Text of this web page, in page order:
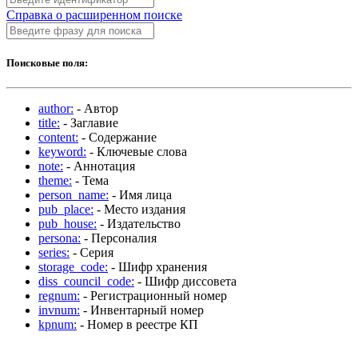
Справка о расширенном поиске
Поисковые поля:
author: - Автор
title: - Заглавие
content: - Содержание
keyword: - Ключевые слова
note: - Аннотация
theme: - Тема
person_name: - Имя лица
pub_place: - Место издания
pub_house: - Издательство
persona: - Персоналия
series: - Серия
storage_code: - Шифр хранения
diss_council_code: - Шифр диссовета
regnum: - Регистрационный номер
invnum: - Инвентарный номер
kpnum: - Номер в реестре КП